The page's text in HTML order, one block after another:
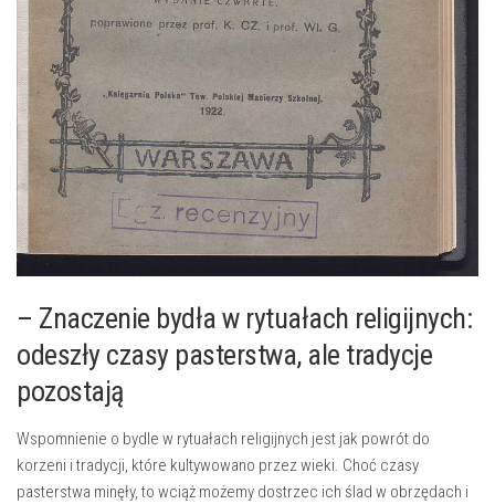
– Znaczenie bydła‍ w rytuałach religijnych:
odeszły czasy pasterstwa, ale tradycje
pozostają
Wspomnienie o bydle w rytuałach religijnych jest ⁤jak powrót do⁤
korzeni i tradycji, które kultywowano przez ⁤wieki. ⁢Choć​ czasy
pasterstwa minęły, to ⁤wciąż możemy dostrzec ich ślad w obrzędach i